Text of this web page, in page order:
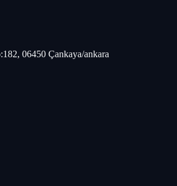
06450 Çankaya/ankara